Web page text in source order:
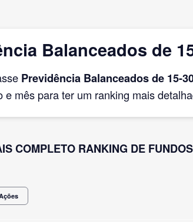
Balanceados de
Previdência Balanceados de 15-
mês para ter um ranking mais
COMPLETO RANKING DE